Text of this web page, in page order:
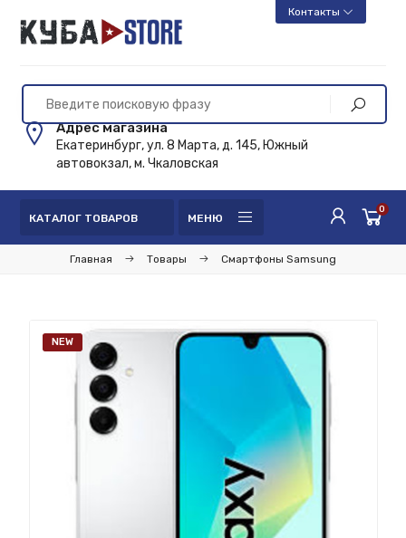
Контакты
Адрес магазина
Екатеринбург, ул. 8 Марта, д. 145, Южный
автовокзал, м. Чкаловская
КАТАЛОГ ТОВАРОВ МЕНЮ
0
Главная Товары Смартфоны Samsung
NEW